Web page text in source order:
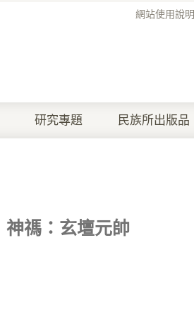
網站使用說明
研究專題 民族所出版品
神禡：玄壇元帥